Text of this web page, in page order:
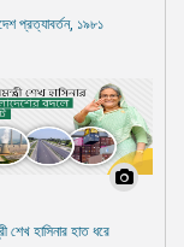
প্রত্যাবর্তন, ১৯৮১
শেখ হাসিনার হাত ধরে